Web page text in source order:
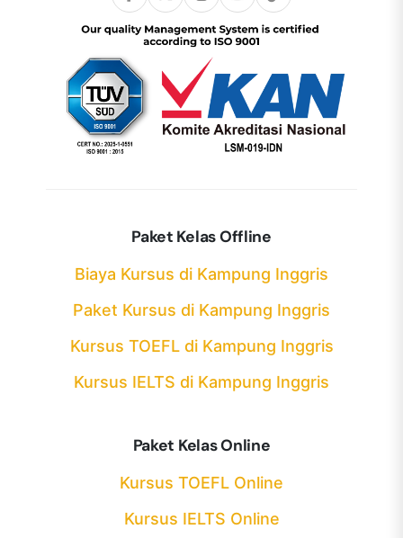
Paket Kelas Offline
Biaya Kursus di Kampung Inggris
Paket Kursus di Kampung Inggris
Kursus TOEFL di Kampung Inggris
Kursus IELTS di Kampung Inggris
Paket Kelas Online
Kursus TOEFL Online
Kursus IELTS Online